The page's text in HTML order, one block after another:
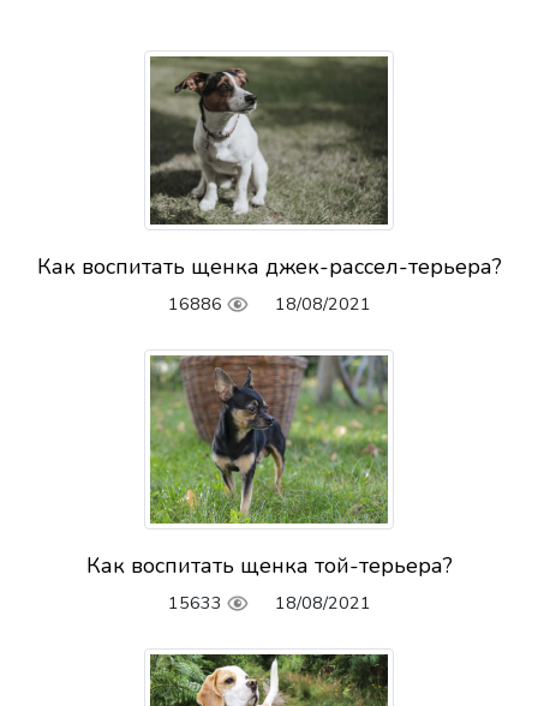
Как воспитать щенка джек-рассел-терьера?
16886 18/08/2021
Как воспитать щенка той-терьера?
15633 18/08/2021